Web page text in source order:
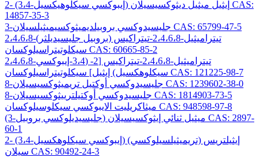
2- (3،4-إيبوكسي سيكلوهيكسيل) إيثيل ميثيل ديثوكسيسيلان CAS:
14857-35-3
3-جليسيدوكسي بروبيلديميثوكسيميثيلسيلان CAS: 65799-47-5
2،4،6،8-تيتراميثيل-2،4،6،8-تيتراكيس (بروبيل جليسيديلثر)
سيكلوتيتراسيلوكسان CAS: 60665-85-2
2،4،6،8-تيتراميثيل-2،4،6،8-تيتراكيس [2- (3،4-إيبوكسي
سيكلوهكسيل) إيثيل] سيكلوتيتراسيلوكسان CAS: 121225-98-7
8-جليسيدوكسي أوكتيل تريميثوكسيسيلان CAS: 1239602-38-0
8-جليسيدوكسي أوكتيلترييثوكسيسيلان CAS: 1814903-73-5
ميثاكريليت الايبوكسي سيكلوسيلوكسان CAS: 948598-97-8
(3-جليسيديلوكسي بروبيل) ميثيل ثنائي إيثوكسيسيلان CAS: 2897-
60-1
2- (3،4-إيبوكسي سيكلوهكسيل) إيثيلتريس (تريميثيلسيلوكسي)
سيلان CAS: 90492-24-3